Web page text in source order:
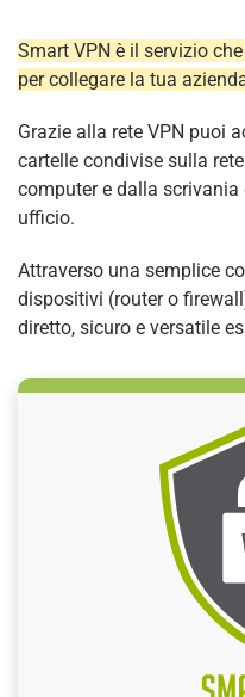
Smart VPN è il servizio
per collegare la tua
Grazie alla rete VPN puoi
cartelle condivise sulla
computer e dalla
ufficio.
Attraverso una semplice
dispositivi (router o
diretto, sicuro e versatile